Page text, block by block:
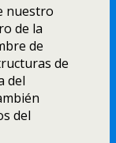
nuestro
de la
de
de
del
del